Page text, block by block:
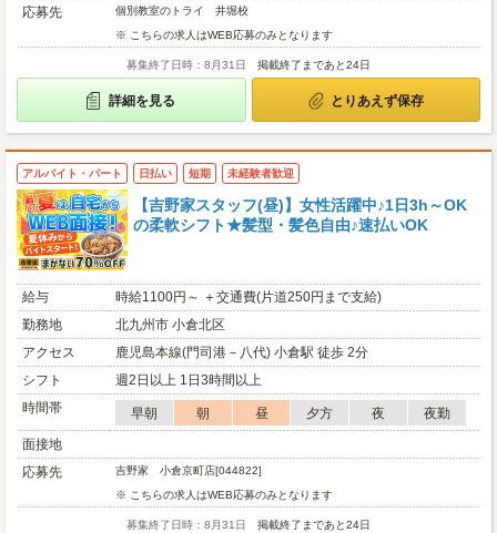
応募先
個別教室のトライ 井堀校
※ こちらの求人はWEB応募のみとなります
募集終了日時：8月31日 掲載終了まであと24日
詳細を見る とりあえず保存
アルバイト・パート 日払い 短期 未経験者歓迎
【吉野家スタッフ(昼)】女性活躍中♪1日3h～OK
の柔軟シフト★髪型・髪色自由♪速払いOK
給与
時給1100円～ ＋交通費(片道250円まで支給)
勤務地
北九州市 小倉北区
アクセス
鹿児島本線(門司港－八代) 小倉駅 徒歩 2分
シフト
週2日以上 1日3時間以上
時間帯
早朝 朝 昼 夕方 夜
夜勤
面接地
応募先
吉野家 小倉京町店[044822]
※ こちらの求人はWEB応募のみとなります
募集終了日時：8月31日 掲載終了まであと24日